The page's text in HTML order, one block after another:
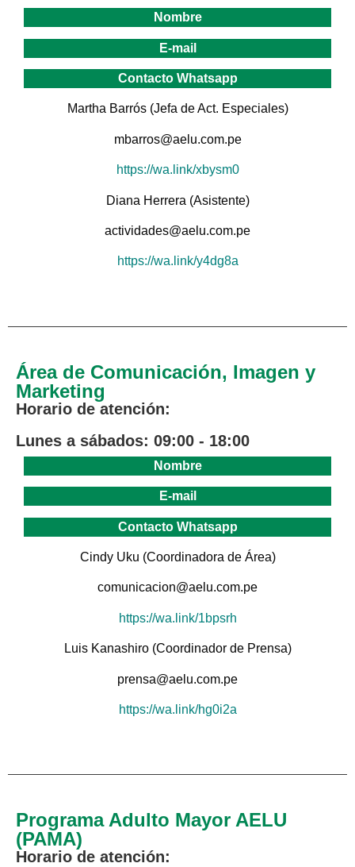
Nombre
E-mail
Contacto Whatsapp
Martha Barrós (Jefa de Act. Especiales)
mbarros@aelu.com.pe
https://wa.link/xbysm0
Diana Herrera (Asistente)
actividades@aelu.com.pe
https://wa.link/y4dg8a
Área de Comunicación, Imagen y
Marketing
Horario de atención:
Lunes a sábados: 09:00 - 18:00
Nombre
E-mail
Contacto Whatsapp
Cindy Uku (Coordinadora de Área)
comunicacion@aelu.com.pe
https://wa.link/1bpsrh
Luis Kanashiro (Coordinador de Prensa)
prensa@aelu.com.pe
https://wa.link/hg0i2a
Programa Adulto Mayor AELU
(PAMA)
Horario de atención: